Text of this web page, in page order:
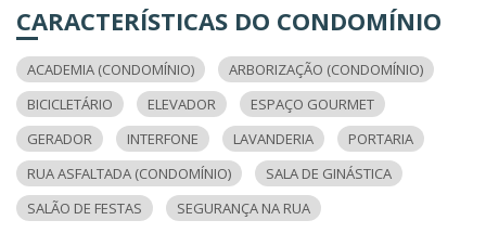
CARACTERÍSTICAS DO CONDOMÍNIO
ACADEMIA (CONDOMÍNIO)
ARBORIZAÇÃO (CONDOMÍNIO)
BICICLETÁRIO
ELEVADOR
ESPAÇO GOURMET
GERADOR
INTERFONE LAVANDERIA
PORTARIA
RUA ASFALTADA (CONDOMÍNIO)
SALA DE GINÁSTICA
SALÃO DE FESTAS
SEGURANÇA NA RUA